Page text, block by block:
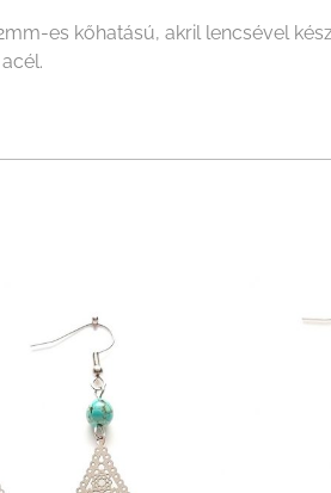
es kőhatású, akril lencsével